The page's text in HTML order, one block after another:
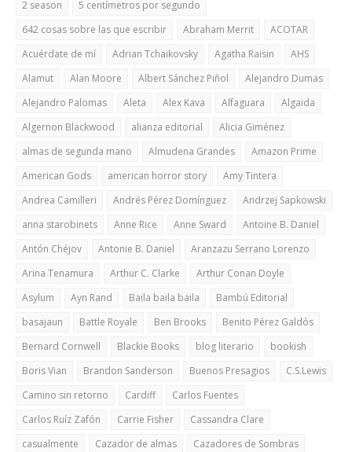
2 season
5 centímetros por segundo
642 cosas sobre las que escribir
Abraham Merrit
ACOTAR
Acuérdate de mí
Adrian Tchaikovsky Agatha Raisin
AHS
Alamut
Alan Moore Albert Sánchez Piñol
Alejandro Dumas
Alejandro Palomas
Aleta Alex Kava Alfaguara
Algaida
Algernon Blackwood
alianza editorial
Alicia Giménez
almas de segunda mano
Almudena Grandes
Amazon Prime
American Gods
american horror story
Amy Tintera
Andrea Camilleri
Andrés Pérez Domínguez
Andrzej Sapkowski
anna starobinets
Anne Rice Anne Sward
Antoine B. Daniel
Antón Chéjov
Antonie B. Daniel
Aranzazu Serrano Lorenzo
Arina Tenamura
Arthur C. Clarke
Arthur Conan Doyle
Asylum
Ayn Rand Baila baila baila
Bambú Editorial
basajaun
Battle Royale Ben Brooks
Benito Pérez Galdós
Bernard Cornwell
Blackie Books blog literario
bookish
Boris Vian
Brandon Sanderson Buenos Presagios
C.S.Lewis
Camino sin retorno
Cardiff
Carlos Fuentes
Carlos Ruíz Zafón
Carrie Fisher
Cassandra Clare
casualmente
Cazador de almas
Cazadores de Sombras